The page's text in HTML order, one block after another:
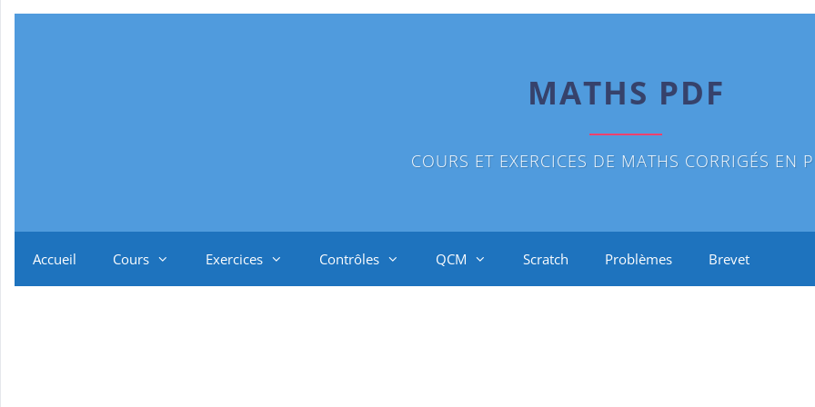
MATHS PDF
COURS ET EXERCICES DE MATHS CORRIGÉS EN
Accueil Cours Exercices Contrôles QCM Scratch Problèmes Brevet